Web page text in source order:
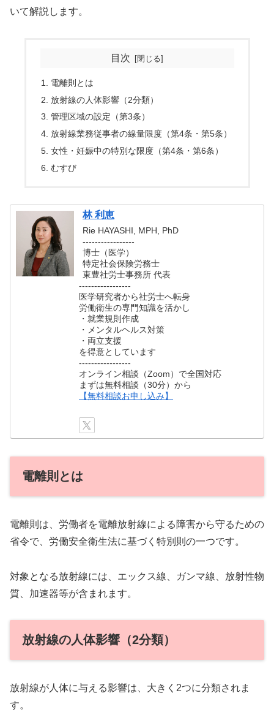
いて解説します。
目次
電離則とは
放射線の人体影響（2分類）
管理区域の設定（第3条）
放射線業務従事者の線量限度（第4条・第5条）
女性・妊娠中の特別な限度（第4条・第6条）
むすび
林 利恵
Rie HAYASHI, MPH, PhD
-----------------
博士（医学）
特定社会保険労務士
東豊社労士事務所 代表
-----------------
医学研究者から社労士へ転身
労働衛生の専門知識を活かし
・就業規則作成
・メンタルヘルス対策
・両立支援
を得意としています
-----------------
オンライン相談（Zoom）で全国対応
まずは無料相談（30分）から
【無料相談お申し込み】
電離則とは
電離則は、労働者を電離放射線による障害から守るための
省令で、労働安全衛生法に基づく特別則の一つです。
対象となる放射線には、エックス線、ガンマ線、放射性物
質、加速器等が含まれます。
放射線の人体影響（2分類）
放射線が人体に与える影響は、大きく2つに分類されま
す。